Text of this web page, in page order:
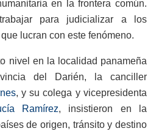
en la frontera común.
para judicializar a los
lucran con este fenómeno.
nivel en la localidad panameña
del Darién, la canciller
, y su colega y vicepresidenta
Ramírez, insistieron en la
de origen, tránsito y destino